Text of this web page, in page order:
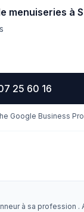
menuiseries à
25 60 16
Google Business
à sa profession